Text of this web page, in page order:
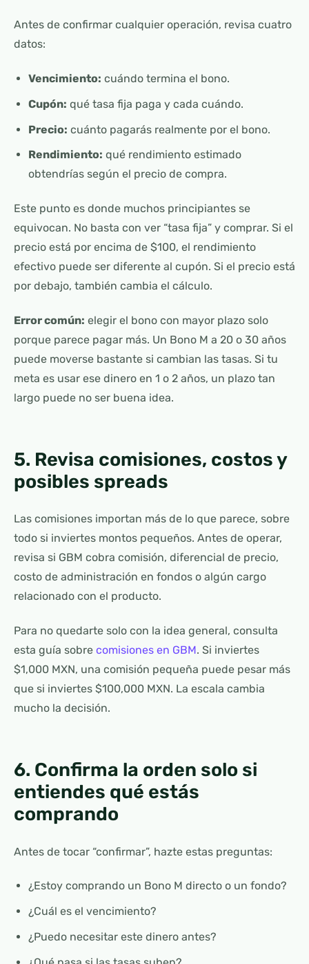
Antes de confirmar cualquier operación, revisa cuatro
datos:
Vencimiento: cuándo termina el bono.
Cupón: qué tasa fija paga y cada cuándo.
Precio: cuánto pagarás realmente por el bono.
Rendimiento: qué rendimiento estimado
obtendrías según el precio de compra.
Este punto es donde muchos principiantes se
equivocan. No basta con ver “tasa fija” y comprar. Si el
precio está por encima de $100, el rendimiento
efectivo puede ser diferente al cupón. Si el precio está
por debajo, también cambia el cálculo.
Error común: elegir el bono con mayor plazo solo
porque parece pagar más. Un Bono M a 20 o 30 años
puede moverse bastante si cambian las tasas. Si tu
meta es usar ese dinero en 1 o 2 años, un plazo tan
largo puede no ser buena idea.
5. Revisa comisiones, costos y
posibles spreads
Las comisiones importan más de lo que parece, sobre
todo si inviertes montos pequeños. Antes de operar,
revisa si GBM cobra comisión, diferencial de precio,
costo de administración en fondos o algún cargo
relacionado con el producto.
Para no quedarte solo con la idea general, consulta
esta guía sobre comisiones en GBM. Si inviertes
$1,000 MXN, una comisión pequeña puede pesar más
que si inviertes $100,000 MXN. La escala cambia
mucho la decisión.
6. Confirma la orden solo si
entiendes qué estás
comprando
Antes de tocar “confirmar”, hazte estas preguntas:
¿Estoy comprando un Bono M directo o un fondo?
¿Cuál es el vencimiento?
¿Puedo necesitar este dinero antes?